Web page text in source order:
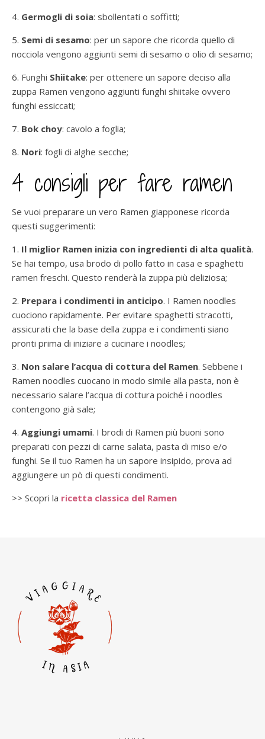
4. Germogli di soia: sbollentati o soffitti;
5. Semi di sesamo: per un sapore che ricorda quello di
nocciola vengono aggiunti semi di sesamo o olio di sesamo;
6. Funghi Shiitake: per ottenere un sapore deciso alla
zuppa Ramen vengono aggiunti funghi shiitake ovvero
funghi essiccati;
7. Bok choy: cavolo a foglia;
8. Nori: fogli di alghe secche;
4 consigli per fare ramen
Se vuoi preparare un vero Ramen giapponese ricorda
questi suggerimenti:
1. Il miglior Ramen inizia con ingredienti di alta qualità.
Se hai tempo, usa brodo di pollo fatto in casa e spaghetti
ramen freschi. Questo renderà la zuppa più deliziosa;
2. Prepara i condimenti in anticipo. I Ramen noodles
cuociono rapidamente. Per evitare spaghetti stracotti,
assicurati che la base della zuppa e i condimenti siano
pronti prima di iniziare a cucinare i noodles;
3. Non salare l’acqua di cottura del Ramen. Sebbene i
Ramen noodles cuocano in modo simile alla pasta, non è
necessario salare l’acqua di cottura poiché i noodles
contengono già sale;
4. Aggiungi umami. I brodi di Ramen più buoni sono
preparati con pezzi di carne salata, pasta di miso e/o
funghi. Se il tuo Ramen ha un sapore insipido, prova ad
aggiungere un pò di questi condimenti.
>> Scopri la ricetta classica del Ramen